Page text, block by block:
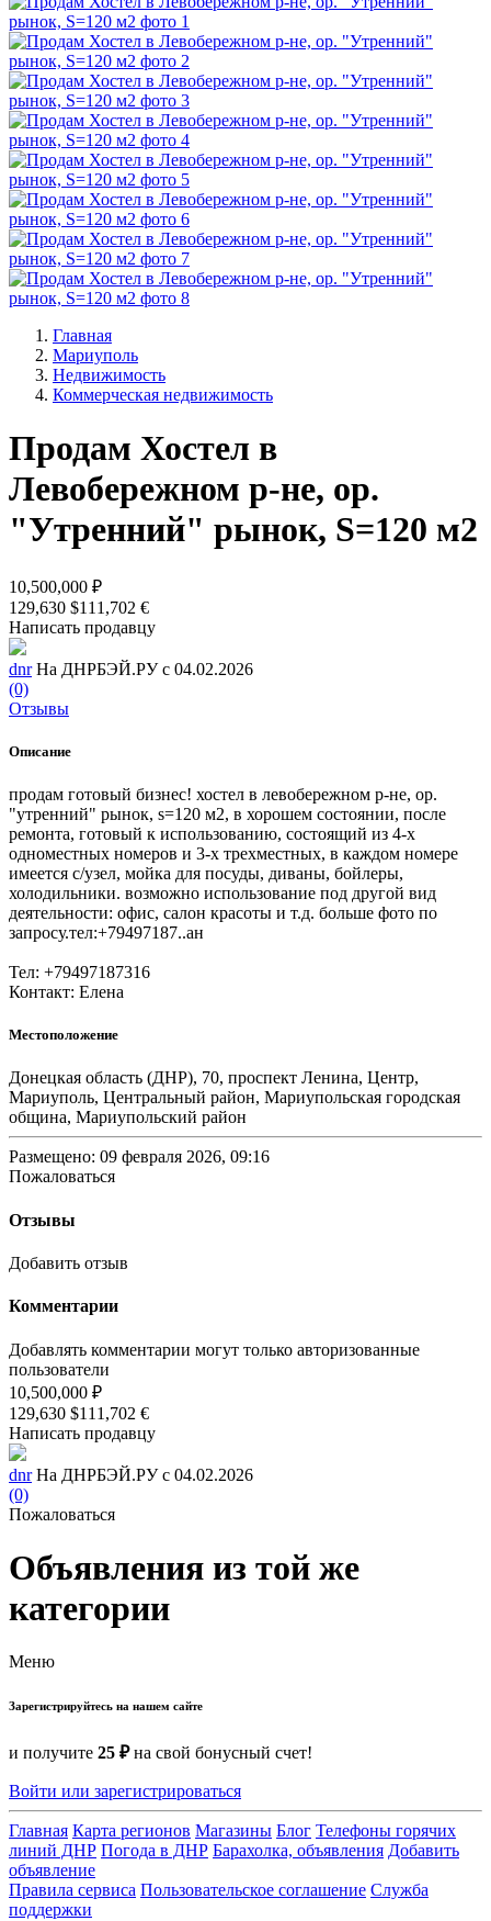
Главная
Мариуполь
Недвижимость
Коммерческая недвижимость
Продам Хостел в
Левобережном р-не, ор.
"Утренний" рынок, S=120 м2
10,500,000 ₽
129,630 $111,702 €
Написать продавцу
dnr На ДНРБЭЙ.РУ с 04.02.2026
(0)
Отзывы
Описание
продам готовый бизнес! хостел в левобережном р-не, ор.
"утренний" рынок, s=120 м2, в хорошем состоянии, после
ремонта, готовый к использованию, состоящий из 4-х
одноместных номеров и 3-х трехместных, в каждом номере
имеется с/узел, мойка для посуды, диваны, бойлеры,
холодильники. возможно использование под другой вид
деятельности: офис, салон красоты и т.д. больше фото по
запросу.тел:+79497187..ан
Тел: +79497187316
Контакт: Елена
Местоположение
Донецкая область (ДНР), 70, проспект Ленина, Центр,
Мариуполь, Центральный район, Мариупольская городская
община, Мариупольский район
Размещено: 09 февраля 2026, 09:16
Пожаловаться
Отзывы
Добавить отзыв
Комментарии
Добавлять комментарии могут только авторизованные
пользователи
10,500,000 ₽
129,630 $111,702 €
Написать продавцу
dnr На ДНРБЭЙ.РУ с 04.02.2026
(0)
Пожаловаться
Объявления из той же
категории
Меню
Зарегистрируйтесь на нашем сайте
и получите 25 ₽на свой бонусный счет!
Войти или зарегистрироваться
Главная Карта регионов Магазины Блог Телефоны горячих
линий ДНР Погода в ДНР Барахолка, объявления Добавить
объявление
Правила сервиса Пользовательское соглашение Служба
поддержки